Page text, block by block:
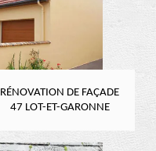
RÉNOVATION DE FAÇADE
47 LOT-ET-GARONNE